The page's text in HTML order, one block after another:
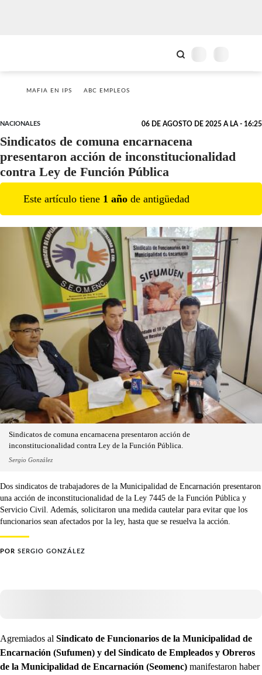
MAFIA EN IPS ABC EMPLEOS
NACIONALES 06 DE AGOSTO DE 2025 A LA - 16:25
Sindicatos de comuna encarnacena
presentaron acción de inconstitucionalidad
contra Ley de Función Pública
Este artículo tiene 1 año de antigüedad
Sindicatos de comuna encarnacena presentaron acción de
inconstitucionalidad contra Ley de la Función Pública.
Sergio González
Dos sindicatos de trabajadores de la Municipalidad de Encarnación presentaron
una acción de inconstitucionalidad de la Ley 7445 de la Función Pública y
Servicio Civil. Además, solicitaron una medida cautelar para evitar que los
funcionarios sean afectados por la ley, hasta que se resuelva la acción.
POR SERGIO GONZÁLEZ
Agremiados al Sindicato de Funcionarios de la Municipalidad de
Encarnación (Sufumen) y del Sindicato de Empleados y Obreros
de la Municipalidad de Encarnación (Seomenc) manifestaron haber